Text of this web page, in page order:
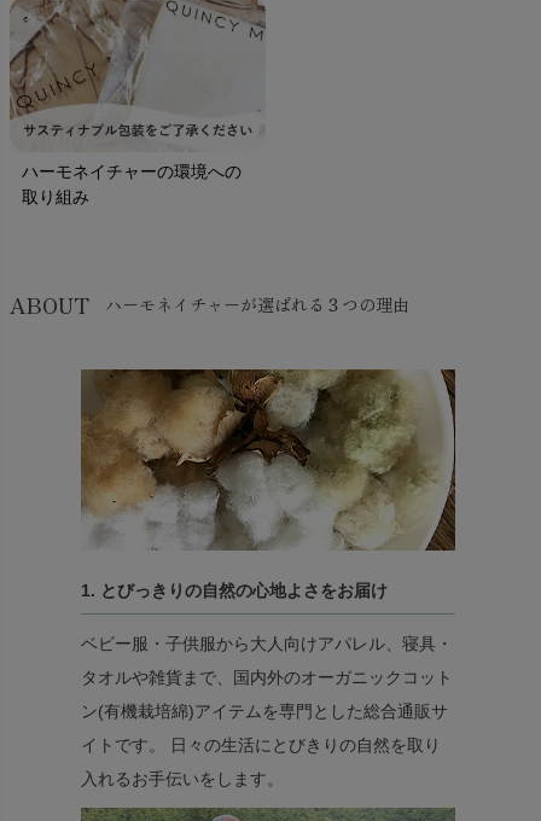
ハーモネイチャーの環境への
取り組み
ABOUT ハーモネイチャーが選ばれる３つの理由
1. とびっきりの自然の心地よさをお届け
ベビー服・子供服から大人向けアパレル、寝具・
タオルや雑貨まで、国内外のオーガニックコット
ン(有機栽培綿)アイテムを専門とした総合通販サ
イトです。 日々の生活にとびきりの自然を取り
入れるお手伝いをします。